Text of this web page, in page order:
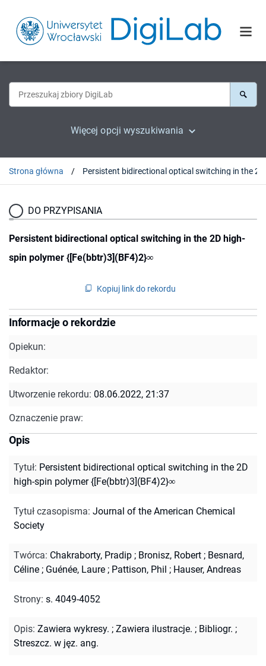
Więcej opcji wyszukiwania
Strona główna
DO PRZYPISANIA
Persistent bidirectional optical switching in the 2D high-
spin polymer {[Fe(bbtr)3](BF4)2}∞
Kopiuj link do rekordu
Informacje o rekordzie
Opiekun:
Redaktor:
Utworzenie rekordu: 08.06.2022, 21:37
Oznaczenie praw:
Opis
Tytuł: Persistent bidirectional optical switching in the 2D
high-spin polymer {[Fe(bbtr)3](BF4)2}∞
Tytuł czasopisma: Journal of the American Chemical
Society
Twórca: Chakraborty, Pradip ; Bronisz, Robert ; Besnard,
Céline ; Guénée, Laure ; Pattison, Phil ; Hauser, Andreas
Strony: s. 4049-4052
Opis: Zawiera wykresy. ; Zawiera ilustracje. ; Bibliogr. ;
Streszcz. w jęz. ang.